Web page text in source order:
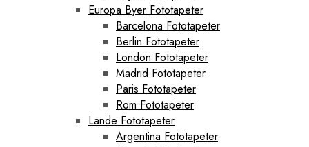
Europa Byer Fototapeter
Barcelona Fototapeter
Berlin Fototapeter
London Fototapeter
Madrid Fototapeter
Paris Fototapeter
Rom Fototapeter
Lande Fototapeter
Argentina Fototapeter